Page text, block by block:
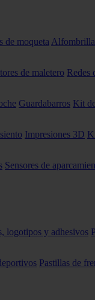
de moqueta
de maletero Redes
Guardabarros Kit
Impresiones 3D
Sensores de
logotipos y adhesivos
Pastillas de